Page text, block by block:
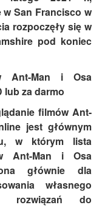
w San Francisco w
rozpoczęły się w
pod koniec
Ant-Man i Osa
lub za darmo
filmów Ant-
jest głównym
w którym lista
Ant-Man i Osa
głównie dla
własnego
rozwiązań do